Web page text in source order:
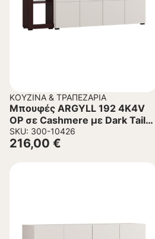
ΚΟΥΖΊΝΑ & ΤΡΑΠΕΖΑΡΊΑ
Μπουφές ARGYLL 192 4K4V
OP σε Cashmere με Dark Tailor
Oak 193x40x100εκ
SKU: 300-10426
216,00 €